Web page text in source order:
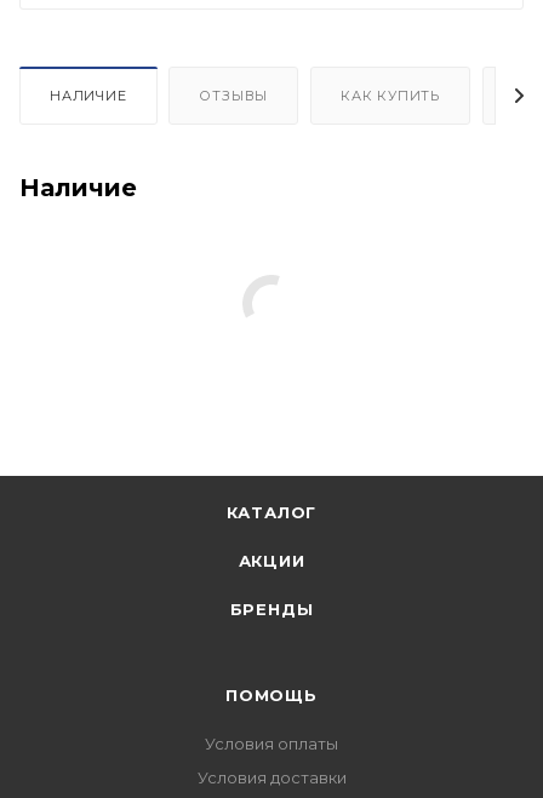
НАЛИЧИЕ ОТЗЫВЫ КАК КУПИТЬ
Наличие
КАТАЛОГ
АКЦИИ
БРЕНДЫ
ПОМОЩЬ
Условия оплаты
Условия доставки